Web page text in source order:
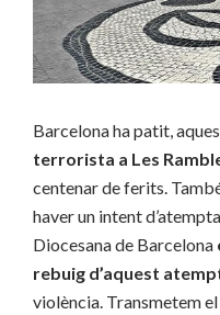
Barcelona ha patit,
terrorista a Les
centenar de ferits.
haver un intent
Diocesana de Barcelona
rebuig d’aquest
violència. Transmetem